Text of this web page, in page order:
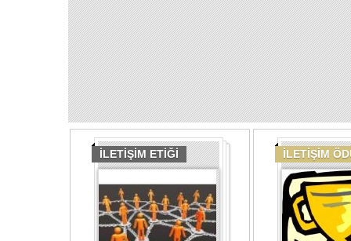
İLETİŞİM ETİĞİ İLETİŞİM